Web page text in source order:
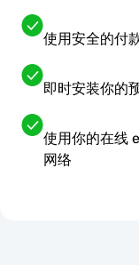
使用安全的付
即时安装你的
使用你的在线
网络